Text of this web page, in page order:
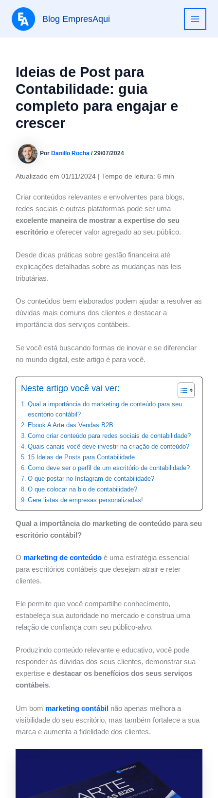
para
Blog EmpresAqui
Ideias de Post para
Contabilidade: guia
completo para engajar e
crescer
Por Danillo Rocha /29/07/2024
Atualizado em 01/11/2024 | Tempo de leitura: 6 min
Criar conteúdos relevantes e envolventes para blogs,
redes sociais e outras plataformas pode ser uma
excelente maneira de mostrar a expertise do seu
escritórioe oferecer valor agregado ao seu público.
Desde dicas práticas sobre gestão financeira até
explicações detalhadas sobre as mudanças nas leis
tributárias.
Os conteúdos bem elaborados podem ajudar a resolver as
dúvidas mais comuns dos clientes e destacar a
importância dos serviços contábeis.
Se você está buscando formas de inovar e se diferenciar
no mundo digital, este artigo é para você.
Neste artigo você vai ver:
Qual a importância do marketing de conteúdo para seu
escritório contábil?
Ebook A Arte das Vendas B2B
Como criar conteúdo para redes sociais de contabilidade?
Quais canais você deve investir na criação de conteúdo?
15 Ideias de Posts para Contabilidade
Como deve ser o perfil de um escritório de contabilidade?
O que postar no Instagram de contabilidade?
O que colocar na bio de contabilidade?
Gere listas de empresas personalizadas!
Qual a importância do marketing de conteúdo para seu
escritório contábil?
O marketing de conteúdoé uma estratégia essencial
para escritórios contábeis que desejam atrair e reter
clientes.
Ele permite que você compartilhe conhecimento,
estabeleça sua autoridade no mercado e construa uma
relação de confiança com seu público-alvo.
Produzindo conteúdo relevante e educativo, você pode
responder às dúvidas dos seus clientes, demonstrar sua
expertise e destacar os benefícios dos seus serviços
contábeis.
Um bom marketing contábilnão apenas melhora a
visibilidade do seu escritório, mas também fortalece a sua
marca e aumenta a fidelidade dos clientes.